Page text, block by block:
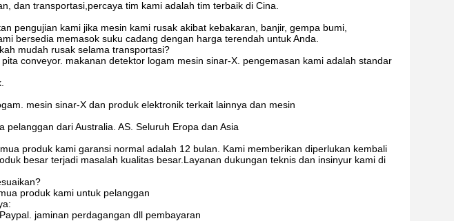
dan transportasi,percaya tim kami adalah tim terbaik di Cina.
pengujian kami jika mesin kami rusak akibat kebakaran, banjir, gempa bumi,
bersedia memasok suku cadang dengan harga terendah untuk Anda.
mudah rusak selama transportasi?
conveyor. makanan detektor logam mesin sinar-X. pengemasan kami adalah standar
mesin sinar-X dan produk elektronik terkait lainnya dan mesin
dari Australia. AS. Seluruh Eropa dan Asia
produk kami garansi normal adalah 12 bulan. Kami memberikan diperlukan kembali
besar terjadi masalah kualitas besar.Layanan dukungan teknis dan insinyur kami di
produk kami untuk pelanggan
jaminan perdagangan dll pembayaran